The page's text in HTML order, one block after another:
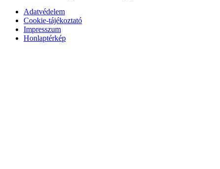
Adatvédelem
Cookie-tájékoztató
Impresszum
Honlaptérkép